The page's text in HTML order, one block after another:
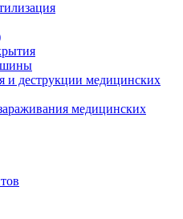
и деструкции медицинских
медицинских